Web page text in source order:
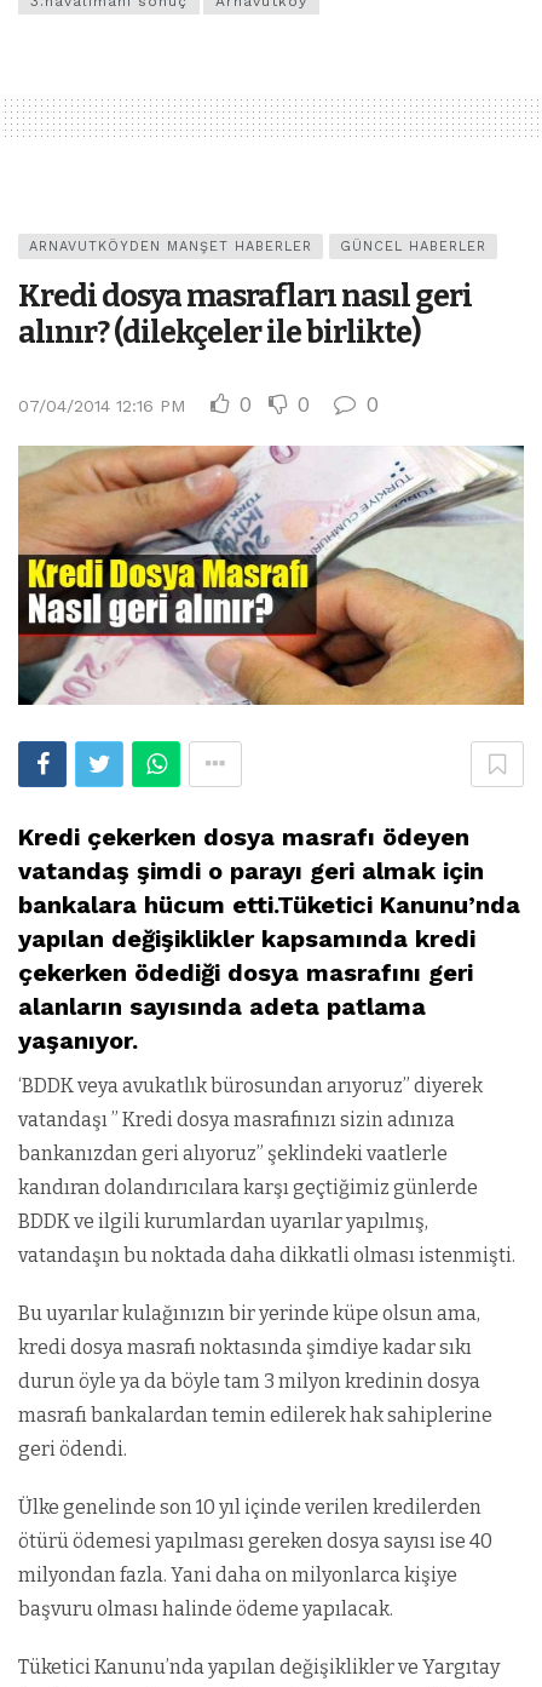
ARNAVUTKÖYDEN MANŞET HABERLER GÜNCEL HABERLER
Kredi dosya masrafları nasıl geri
alınır? (dilekçeler ile birlikte)
07/04/2014 12:16 PM 0 0 0
Kredi çekerken dosya masrafı ödeyen
vatandaş şimdi o parayı geri almak için
bankalara hücum etti.Tüketici Kanunu’nda
yapılan değişiklikler kapsamında kredi
çekerken ödediği dosya masrafını geri
alanların sayısında adeta patlama
yaşanıyor.
‘BDDK veya avukatlık bürosundan arıyoruz” diyerek
vatandaşı ” Kredi dosya masrafınızı sizin adınıza
bankanızdan geri alıyoruz” şeklindeki vaatlerle
kandıran dolandırıcılara karşı geçtiğimiz günlerde
BDDK ve ilgili kurumlardan uyarılar yapılmış,
vatandaşın bu noktada daha dikkatli olması istenmişti.
Bu uyarılar kulağınızın bir yerinde küpe olsun ama,
kredi dosya masrafı noktasında şimdiye kadar sıkı
durun öyle ya da böyle tam 3 milyon kredinin dosya
masrafı bankalardan temin edilerek hak sahiplerine
geri ödendi.
Ülke genelinde son 10 yıl içinde verilen kredilerden
ötürü ödemesi yapılması gereken dosya sayısı ise 40
milyondan fazla. Yani daha on milyonlarca kişiye
başvuru olması halinde ödeme yapılacak.
Tüketici Kanunu’nda yapılan değişiklikler ve Yargıtay